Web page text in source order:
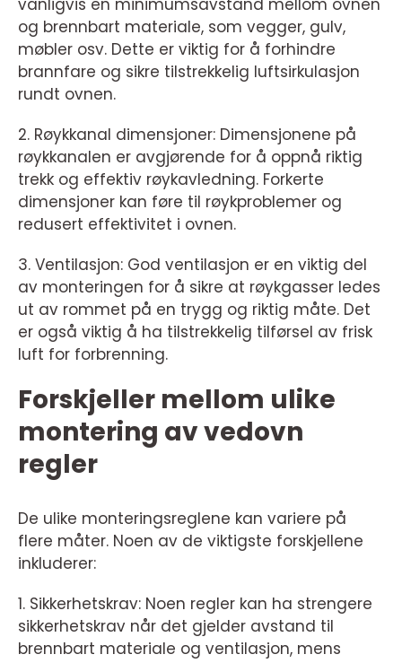
og brennbart materiale, som vegger, gulv,
møbler osv. Dette er viktig for å forhindre
brannfare og sikre tilstrekkelig luftsirkulasjon
rundt ovnen.
2. Røykkanal dimensjoner: Dimensjonene på
røykkanalen er avgjørende for å oppnå riktig
trekk og effektiv røykavledning. Forkerte
dimensjoner kan føre til røykproblemer og
redusert effektivitet i ovnen.
3. Ventilasjon: God ventilasjon er en viktig del
av monteringen for å sikre at røykgasser ledes
ut av rommet på en trygg og riktig måte. Det
er også viktig å ha tilstrekkelig tilførsel av frisk
luft for forbrenning.
Forskjeller mellom ulike
montering av vedovn
regler
De ulike monteringsreglene kan variere på
flere måter. Noen av de viktigste forskjellene
inkluderer:
1. Sikkerhetskrav: Noen regler kan ha strengere
sikkerhetskrav når det gjelder avstand til
brennbart materiale og ventilasjon, mens